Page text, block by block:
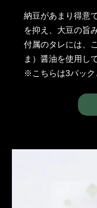
納豆があまり得意
を抑え、大豆の旨
付属のタレには、
ま）醤油を使用し
※こちらは3パック